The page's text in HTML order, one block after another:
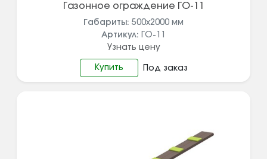
Газонное ограждение ГО-11
Габариты: 500x2000 мм
Артикул: ГО-11
Узнать цену
Купить Под заказ